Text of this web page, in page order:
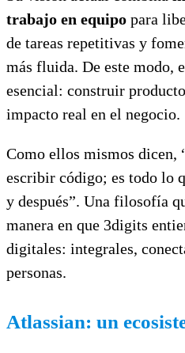
trabajo en equipo para
de tareas repetitivas y
más fluida. De este modo,
esencial: construir
impacto real en el negocio.
Como ellos mismos dicen,
escribir código; es todo lo
y después”. Una filosofía
manera en que 3digits
digitales: integrales,
personas.
Atlassian: un